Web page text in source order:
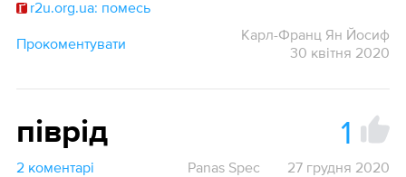
r2u.org.ua: помесь
Прокоментувати
Карл-Франц Ян Йосиф
30 квітня 2020
піврід 1
2 коментарі Panas Spec 27 грудня 2020